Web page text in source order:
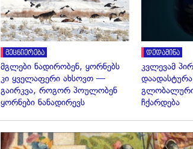
მეცნიერება
მგლები ნადირობენ, ყორნებს
კი ყველაფერი ახსოვთ —
გაირკვა, როგორ პოულობენ
ყორნები ნანადირევს
დედამიწა
კვლევამ
ჩქარდება